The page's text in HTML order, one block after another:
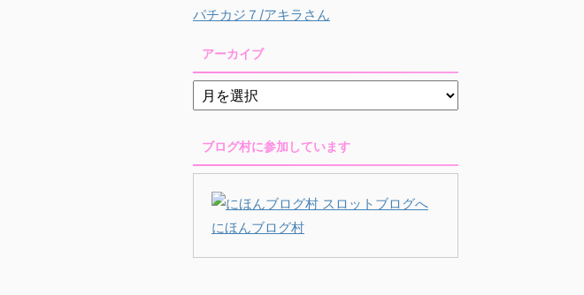
パチカジ７/アキラさん
アーカイブ
ブログ村に参加しています
にほんブログ村